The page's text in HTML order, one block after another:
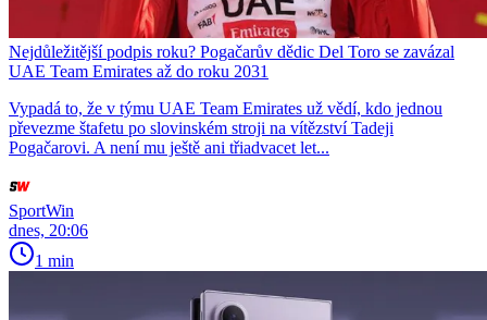
Nejdůležitější podpis roku? Pogačarův dědic Del Toro se zavázal
UAE Team Emirates až do roku 2031
Vypadá to, že v týmu UAE Team Emirates už vědí, kdo jednou
převezme štafetu po slovinském stroji na vítězství Tadeji
Pogačarovi. A není mu ještě ani třiadvacet let...
SportWin
dnes, 20:06
1 min